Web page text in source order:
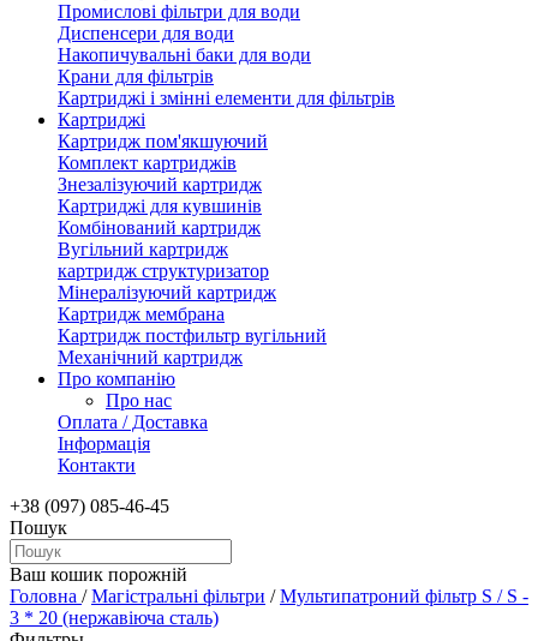
Промислові фільтри для води
Диспенсери для води
Накопичувальні баки для води
Крани для фільтрів
Картриджі і змінні елементи для фільтрів
Картриджі
Картридж пом'якшуючий
Комплект картриджів
Знезалізуючий картридж
Картриджі для кувшинів
Комбінований картридж
Вугільний картридж
картридж структуризатор
Мінералізуючий картридж
Картридж мембрана
Картридж постфильтр вугільний
Механічний картридж
Про компанію
Про нас
Оплата / Доставка
Інформація
Контакти
+38 (097) 085-46-45
Пошук
Ваш кошик порожній
Головна /Магістральні фільтри /Мультипатроний фільтр S / S -
3 * 20 (нержавіюча сталь)